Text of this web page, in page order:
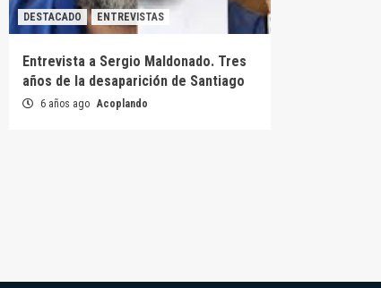
DESTACADO ENTREVISTAS
Entrevista a Sergio Maldonado. Tres
años de la desaparición de Santiago
6 años ago Acoplando